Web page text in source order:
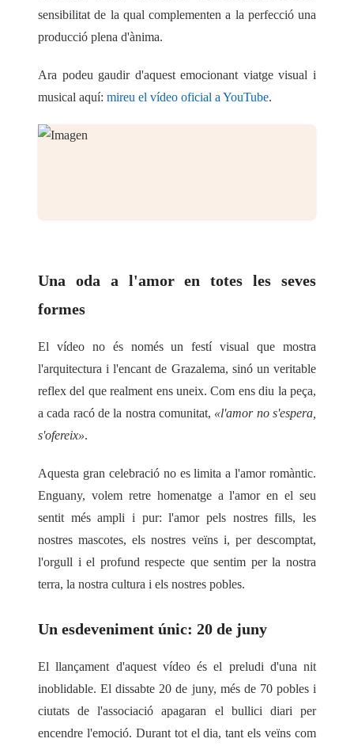
sensibilitat de la qual complementen a la perfecció una
producció plena d'ànima.
Ara podeu gaudir d'aquest emocionant viatge visual i
musical aquí: mireu el vídeo oficial a YouTube.
Una oda a l'amor en totes les seves
formes
El vídeo no és només un festí visual que mostra
l'arquitectura i l'encant de Grazalema, sinó un veritable
reflex del que realment ens uneix. Com ens diu la peça,
a cada racó de la nostra comunitat, «l'amor no s'espera,
s'ofereix».
Aquesta gran celebració no es limita a l'amor romàntic.
Enguany, volem retre homenatge a l'amor en el seu
sentit més ampli i pur: l'amor pels nostres fills, les
nostres mascotes, els nostres veïns i, per descomptat,
l'orgull i el profund respecte que sentim per la nostra
terra, la nostra cultura i els nostres pobles.
Un esdeveniment únic: 20 de juny
El llançament d'aquest vídeo és el preludi d'una nit
inoblidable. Eldissabte 20 de juny, més de 70 pobles i
ciutats de l'associació apagaran el bullici diari per
encendre l'emoció. Durant tot el dia, tant els veïns com